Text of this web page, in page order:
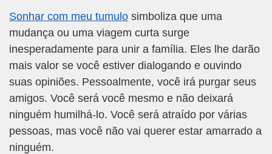
Sonhar com meu tumulo simboliza que uma
mudança ou uma viagem curta surge
inesperadamente para unir a família. Eles lhe darão
mais valor se você estiver dialogando e ouvindo
suas opiniões. Pessoalmente, você irá purgar seus
amigos. Você será você mesmo e não deixará
ninguém humilhá-lo. Você será atraído por várias
pessoas, mas você não vai querer estar amarrado a
ninguém.